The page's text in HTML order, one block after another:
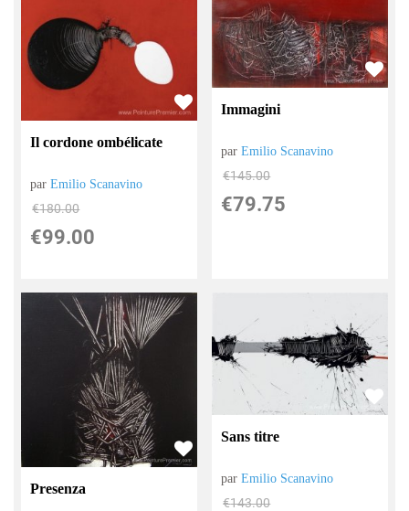
Il cordone ombélicate
parEmilio Scanavino
€180.00
€99.00
Immagini
parEmilio Scanavino
€145.00
€79.75
Presenza
Sans titre
parEmilio Scanavino
€143.00